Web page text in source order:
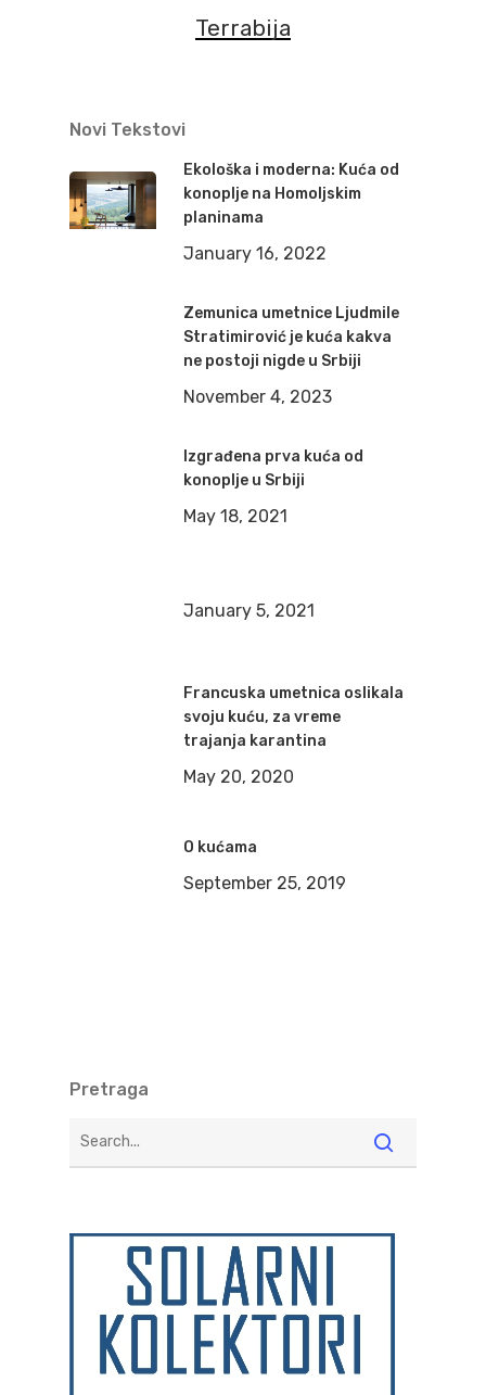
Terrabija
Novi Tekstovi
Ekološka i moderna: Kuća od
konoplje na Homoljskim
planinama
January 16, 2022
Zemunica umetnice Ljudmile
Stratimirović je kuća kakva
ne postoji nigde u Srbiji
November 4, 2023
Izgrađena prva kuća od
konoplje u Srbiji
May 18, 2021
January 5, 2021
Francuska umetnica oslikala
svoju kuću, za vreme
trajanja karantina
May 20, 2020
O kućama
September 25, 2019
Pretraga